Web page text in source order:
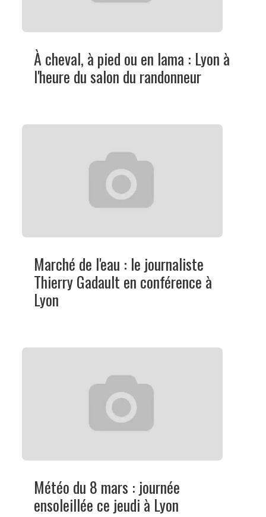
À cheval, à pied ou en lama : Lyon à
l'heure du salon du randonneur
Marché de l'eau : le journaliste
Thierry Gadault en conférence à
Lyon
Météo du 8 mars : journée
ensoleillée ce jeudi à Lyon